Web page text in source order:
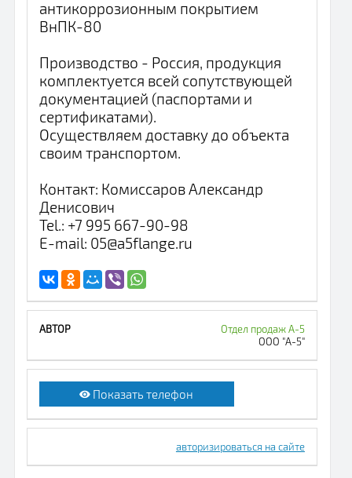
антикоррозионным покрытием
ВнПК-80
Производство - Россия, продукция
комплектуется всей сопутствующей
документацией (паспортами и
сертификатами).
Осуществляем доставку до объекта
своим транспортом.
Контакт: Комиссаров Александр
Денисович
Tel.: +7 995 667-90-98
E-mail: 05@a5flange.ru
Отдел продаж А-5
ООО "А-5"
Показать телефон
авторизироваться на сайте